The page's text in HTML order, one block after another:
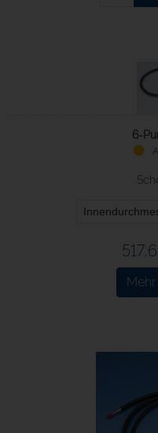
6-